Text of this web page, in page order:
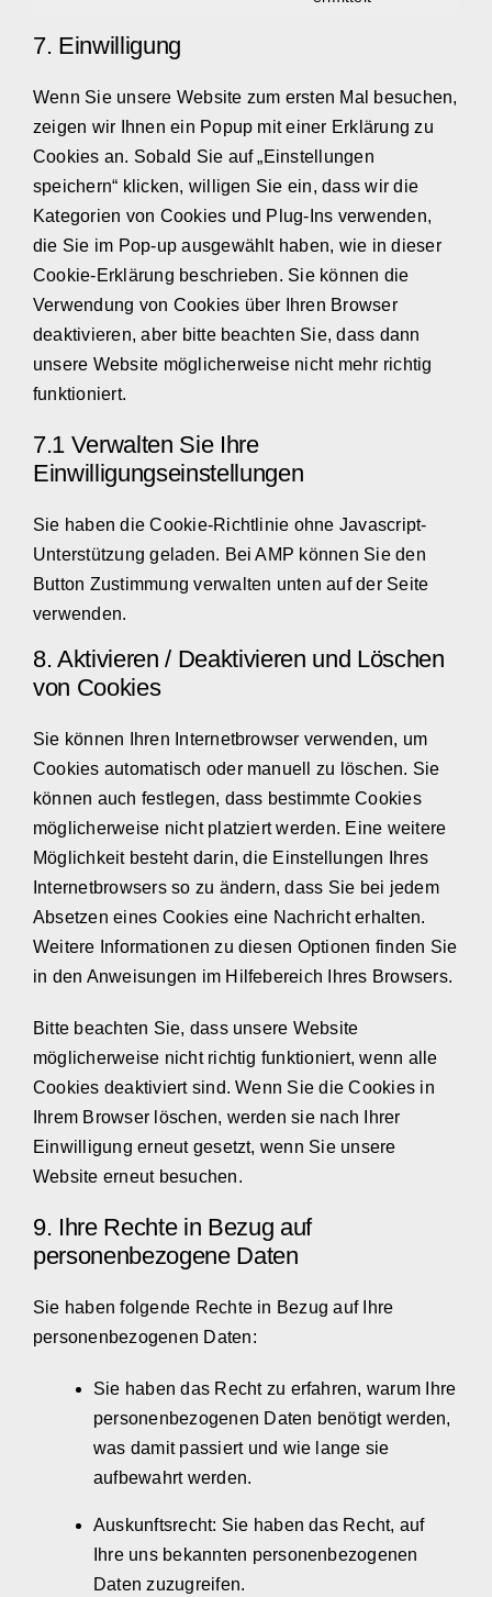
7. Einwilligung
Wenn Sie unsere Website zum ersten Mal besuchen,
zeigen wir Ihnen ein Popup mit einer Erklärung zu
Cookies an. Sobald Sie auf „Einstellungen
speichern“ klicken, willigen Sie ein, dass wir die
Kategorien von Cookies und Plug-Ins verwenden,
die Sie im Pop-up ausgewählt haben, wie in dieser
Cookie-Erklärung beschrieben. Sie können die
Verwendung von Cookies über Ihren Browser
deaktivieren, aber bitte beachten Sie, dass dann
unsere Website möglicherweise nicht mehr richtig
funktioniert.
7.1 Verwalten Sie Ihre
Einwilligungseinstellungen
Sie haben die Cookie-Richtlinie ohne Javascript-
Unterstützung geladen. Bei AMP können Sie den
Button Zustimmung verwalten unten auf der Seite
verwenden.
8. Aktivieren / Deaktivieren und Löschen
von Cookies
Sie können Ihren Internetbrowser verwenden, um
Cookies automatisch oder manuell zu löschen. Sie
können auch festlegen, dass bestimmte Cookies
möglicherweise nicht platziert werden. Eine weitere
Möglichkeit besteht darin, die Einstellungen Ihres
Internetbrowsers so zu ändern, dass Sie bei jedem
Absetzen eines Cookies eine Nachricht erhalten.
Weitere Informationen zu diesen Optionen finden Sie
in den Anweisungen im Hilfebereich Ihres Browsers.
Bitte beachten Sie, dass unsere Website
möglicherweise nicht richtig funktioniert, wenn alle
Cookies deaktiviert sind. Wenn Sie die Cookies in
Ihrem Browser löschen, werden sie nach Ihrer
Einwilligung erneut gesetzt, wenn Sie unsere
Website erneut besuchen.
9. Ihre Rechte in Bezug auf
personenbezogene Daten
Sie haben folgende Rechte in Bezug auf Ihre
personenbezogenen Daten:
Sie haben das Recht zu erfahren, warum Ihre
personenbezogenen Daten benötigt werden,
was damit passiert und wie lange sie
aufbewahrt werden.
Auskunftsrecht: Sie haben das Recht, auf
Ihre uns bekannten personenbezogenen
Daten zuzugreifen.